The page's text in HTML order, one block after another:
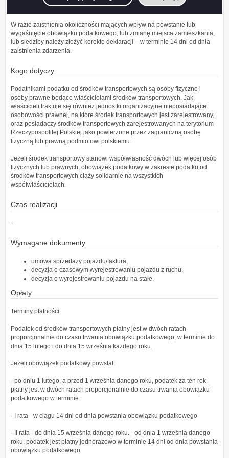
okoliczności uzasadniających powstanie tego obowiązku.
W razie zaistnienia okoliczności mających wpływ na powstanie lub
wygaśnięcie obowiązku podatkowego, lub zmianę miejsca zamieszkania,
lub siedziby należy złożyć korektę deklaracji – w terminie 14 dni od dnia
zaistnienia zdarzenia.
Kogo dotyczy
Podatnikami podatku od środków transportowych są osoby fizyczne i
osoby prawne będące właścicielami środków transportowych. Jak
właścicieli traktuje się również jednostki organizacyjne nieposiadające
osobowości prawnej, na które środek transportowych jest zarejestrowany,
oraz posiadaczy środków transportowych zarejestrowanych na terytorium
Rzeczypospolitej Polskiej jako powierzone przez zagraniczną osobę
fizyczną lub prawną podmiotowi polskiemu.
Jeżeli środek transportowy stanowi współwłasność dwóch lub więcej osób
fizycznych lub prawnych, obowiązek podatkowy w zakresie podatku od
środków transportowych ciąży solidarnie na wszystkich
współwłaścicielach.
Czas realizacji
-
Wymagane dokumenty
umowa sprzedaży pojazdu/faktura,
decyzja o czasowym wyrejestrowaniu pojazdu z ruchu,
decyzja o wyrejestrowaniu pojazdu na stałe.
Opłaty
Terminy płatności:
Podatek od środków transportowych płatny jest w dwóch ratach
proporcjonalnie do czasu trwania obowiązku podatkowego, w terminie do
dnia 15 lutego i do dnia 15 września każdego roku.
Jeżeli obowiązek podatkowy powstał:
- po dniu 1 lutego, a przed 1 września danego roku, podatek za ten rok
płatny jest w dwóch ratach proporcjonalnie do czasu trwania obowiązku
podatkowego w terminie:
· I rata - w ciągu 14 dni od dnia powstania obowiązku podatkowego
· II rata - do dnia 15 września danego roku. - od dnia 1 września danego
roku, podatek jest płatny jednorazowo w terminie 14 dni od dnia powstania
obowiązku podatkowego.